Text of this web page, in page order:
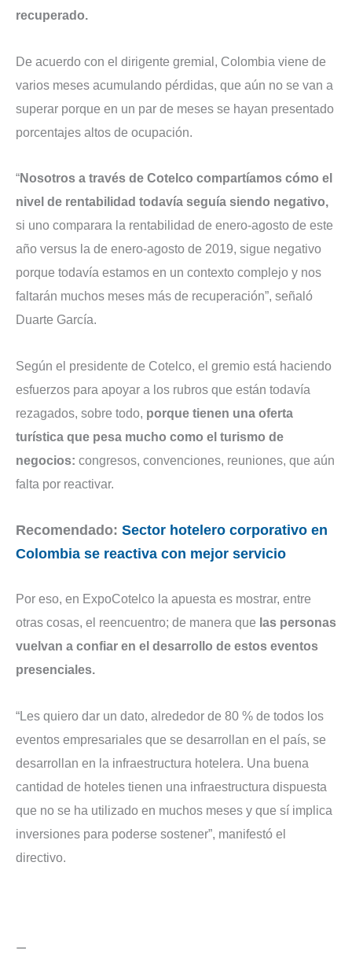
recuperado.
De acuerdo con el dirigente gremial, Colombia viene de
varios meses acumulando pérdidas, que aún no se van a
superar porque en un par de meses se hayan presentado
porcentajes altos de ocupación.
“Nosotros a través de Cotelco compartíamos cómo el
nivel de rentabilidad todavía seguía siendo negativo,
si uno comparara la rentabilidad de enero-agosto de este
año versus la de enero-agosto de 2019, sigue negativo
porque todavía estamos en un contexto complejo y nos
faltarán muchos meses más de recuperación”, señaló
Duarte García.
Según el presidente de Cotelco, el gremio está haciendo
esfuerzos para apoyar a los rubros que están todavía
rezagados, sobre todo, porque tienen una oferta
turística que pesa mucho como el turismo de
negocios: congresos, convenciones, reuniones, que aún
falta por reactivar.
Recomendado: Sector hotelero corporativo en
Colombia se reactiva con mejor servicio
Por eso, en ExpoCotelco la apuesta es mostrar, entre
otras cosas, el reencuentro; de manera que las personas
vuelvan a confiar en el desarrollo de estos eventos
presenciales.
“Les quiero dar un dato, alrededor de 80 % de todos los
eventos empresariales que se desarrollan en el país, se
desarrollan en la infraestructura hotelera. Una buena
cantidad de hoteles tienen una infraestructura dispuesta
que no se ha utilizado en muchos meses y que sí implica
inversiones para poderse sostener”, manifestó el
directivo.
—